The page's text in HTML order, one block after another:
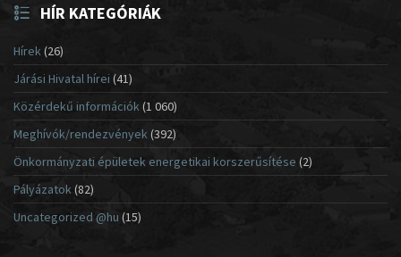
HÍR KATEGÓRIÁK
Hírek(26)
Járási Hivatal hírei (41)
Közérdekű információk(1 060)
Meghívók/rendezvények (392)
Önkormányzati épületek energetikai korszerűsítése (2)
Pályázatok (82)
Uncategorized @hu (15)